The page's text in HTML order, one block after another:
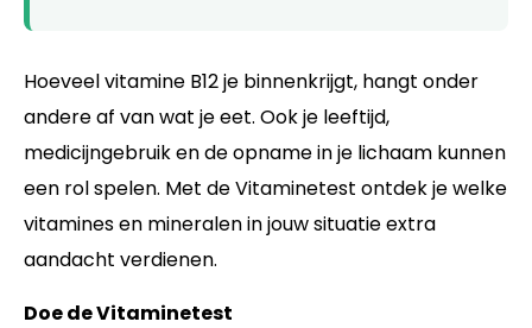
Hoeveel vitamine B12 je binnenkrijgt, hangt onder
andere af van wat je eet. Ook je leeftijd,
medicijngebruik en de opname in je lichaam kunnen
een rol spelen. Met de Vitaminetest ontdek je welke
vitamines en mineralen in jouw situatie extra
aandacht verdienen.
Doe de Vitaminetest